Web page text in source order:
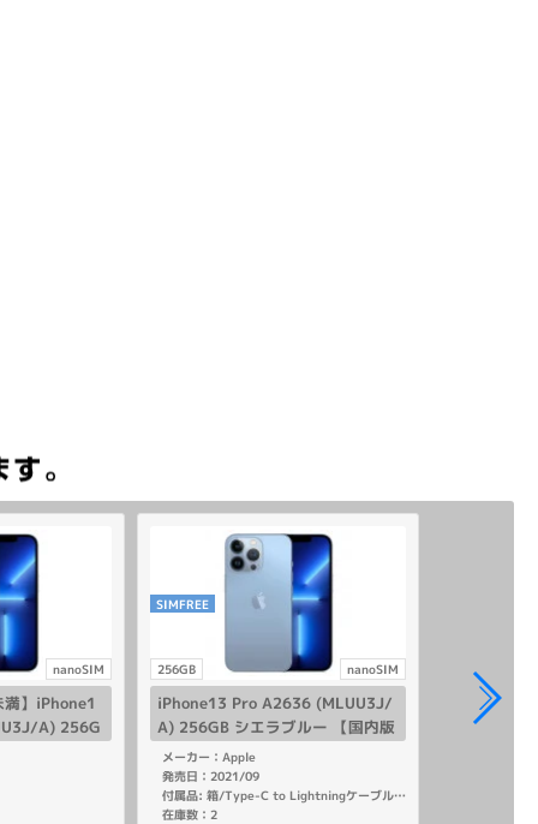
nanoSIM
満】iPhone1
A) 256G
版SIMフリ
256GB nanoSIM
SIMFREE
iPhone13 Pro A2636 (MLUU3J/
A) 256GB シエラブルー 【国内版
SIMフリー】
メーカー：Apple
発売日：2021/09
付属品: 箱/Type-C to Lightningケーブル/SIMカードツール/マニュアル
在庫数：2